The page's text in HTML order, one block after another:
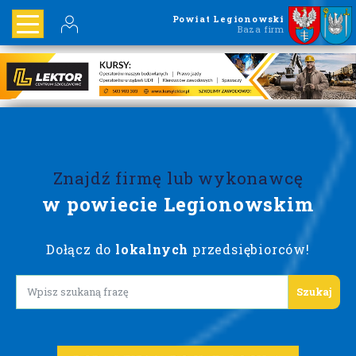
Powiat Legionowski
Baza firm
Znajdź firmę lub wykonawcę
w powiecie Legionowskim
Dołącz do lokalnych przedsiębiorców!
Lorem ipsum